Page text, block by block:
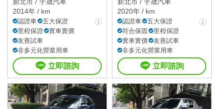
2014年 / km
認證車
五大保證
里程保證
實車實價
友善試車
非多元化營業用車
立即諮詢
2020年 / km
認證車
五大保證
符合保固
里程保證
實車實價
友善試車
非多元化營業用車
立即諮詢